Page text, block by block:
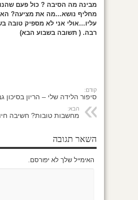
מבינה מה הסיבה ? כול פעם
מחליף נושא…מה את מציעה?
עליו…אולי אני לא מספיק טובה
רבה. ( תשובה בשבוע הבא)
קודם:
סיפור הלידה שלי – הריון בסיכון
הבא:
מחשבות טובות? חשיבה
השאר תגובה
האימייל שלך לא יפורסם.